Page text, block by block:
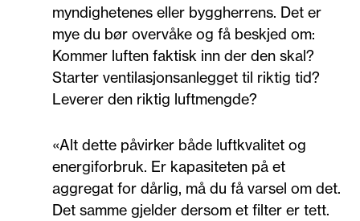
myndighetenes eller byggherrens. Det er
mye du bør overvåke og få beskjed om:
Kommer luften faktisk inn der den skal?
Starter ventilasjonsanlegget til riktig tid?
Leverer den riktig luftmengde?
«Alt dette påvirker både luftkvalitet og
energiforbruk. Er kapasiteten på et
aggregat for dårlig, må du få varsel om det.
Det samme gjelder dersom et filter er tett.